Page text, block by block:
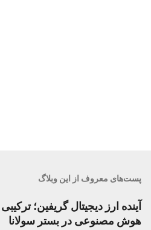
پست‌های معروف از این وبلاگ
آینده ارز دیجیتال گریفین؛
هوش مصنوعی در بستر سولانا